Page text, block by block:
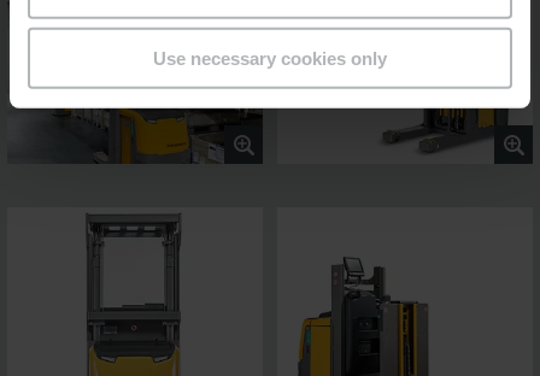
Use necessary cookies only